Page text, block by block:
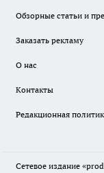
Обзорные статьи и
Заказать рекламу
О нас
Контакты
Редакционная
Сетевое издание